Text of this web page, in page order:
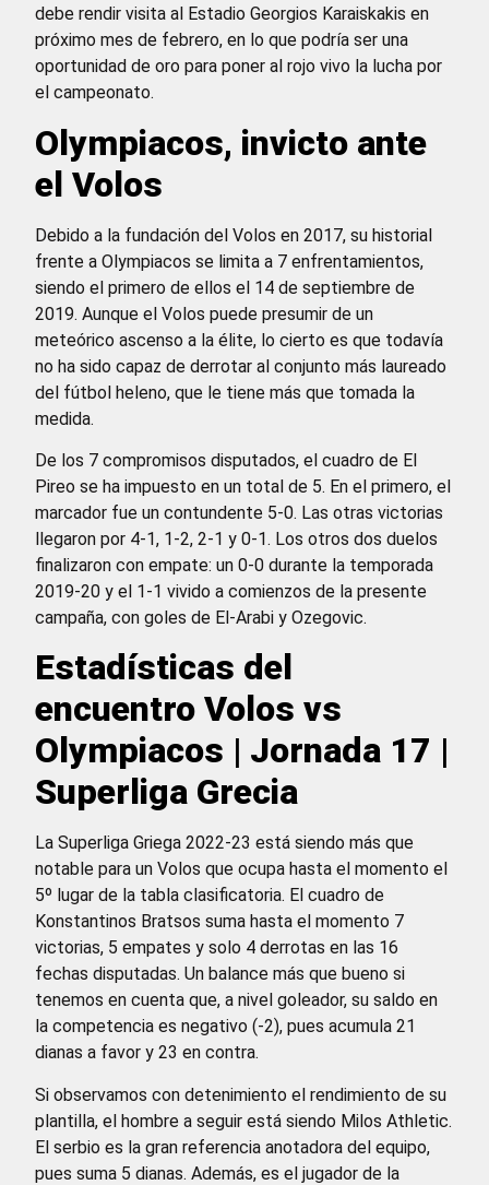
debe rendir visita al Estadio Georgios Karaiskakis en
próximo mes de febrero, en lo que podría ser una
oportunidad de oro para poner al rojo vivo la lucha por
el campeonato.
Olympiacos, invicto ante
el Volos
Debido a la fundación del Volos en 2017, su historial
frente a Olympiacos se limita a 7 enfrentamientos,
siendo el primero de ellos el 14 de septiembre de
2019. Aunque el Volos puede presumir de un
meteórico ascenso a la élite, lo cierto es que todavía
no ha sido capaz de derrotar al conjunto más laureado
del fútbol heleno, que le tiene más que tomada la
medida.
De los 7 compromisos disputados, el cuadro de El
Pireo se ha impuesto en un total de 5. En el primero, el
marcador fue un contundente 5-0. Las otras victorias
llegaron por 4-1, 1-2, 2-1 y 0-1. Los otros dos duelos
finalizaron con empate: un 0-0 durante la temporada
2019-20 y el 1-1 vivido a comienzos de la presente
campaña, con goles de El-Arabi y Ozegovic.
Estadísticas del
encuentro Volos vs
Olympiacos | Jornada 17 |
Superliga Grecia
La Superliga Griega 2022-23 está siendo más que
notable para un Volos que ocupa hasta el momento el
5º lugar de la tabla clasificatoria. El cuadro de
Konstantinos Bratsos suma hasta el momento 7
victorias, 5 empates y solo 4 derrotas en las 16
fechas disputadas. Un balance más que bueno si
tenemos en cuenta que, a nivel goleador, su saldo en
la competencia es negativo (-2), pues acumula 21
dianas a favor y 23 en contra.
Si observamos con detenimiento el rendimiento de su
plantilla, el hombre a seguir está siendo Milos Athletic.
El serbio es la gran referencia anotadora del equipo,
pues suma 5 dianas. Además, es el jugador de la